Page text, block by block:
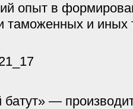
опыт в
таможенных и иных
батут» —